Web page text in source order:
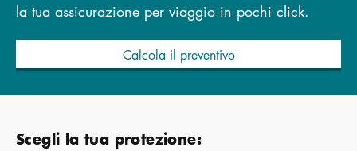
la tua assicurazione per viaggio in pochi click.
Calcola il preventivo
Scegli la tua protezione: